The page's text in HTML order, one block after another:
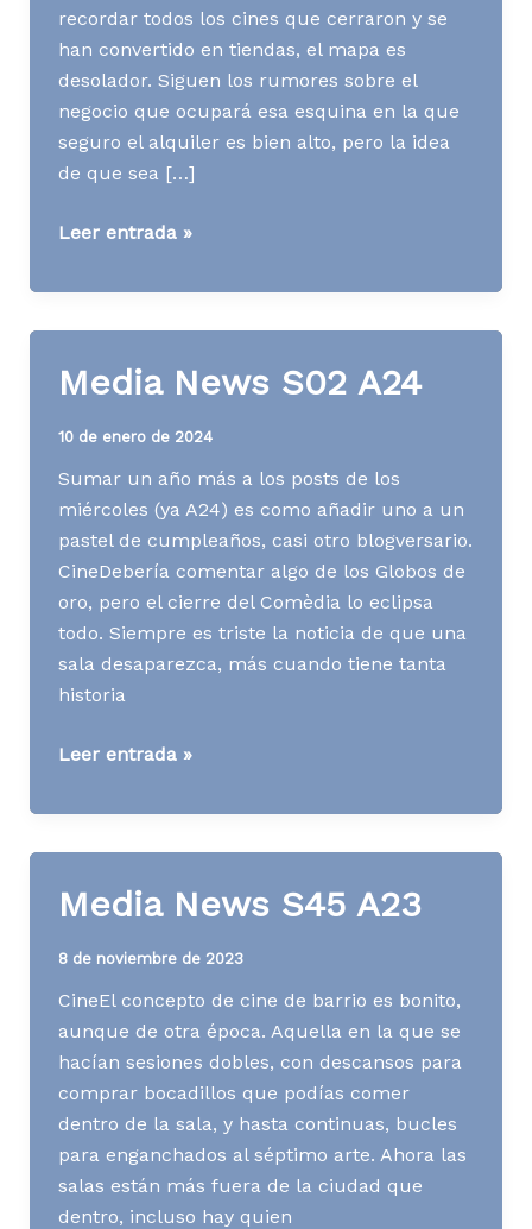
recordar todos los cines que cerraron y se
han convertido en tiendas, el mapa es
desolador. Siguen los rumores sobre el
negocio que ocupará esa esquina en la que
seguro el alquiler es bien alto, pero la idea
de que sea […]
Media
S03
Leer entrada »
Media News S02 A24
10 de enero de 2024
Sumar un año más a los posts de los
miércoles (ya A24) es como añadir uno a un
pastel de cumpleaños, casi otro blogversario.
CineDebería comentar algo de los Globos de
oro, pero el cierre del Comèdia lo eclipsa
todo. Siempre es triste la noticia de que una
sala desaparezca, más cuando tiene tanta
historia
Media
S02
Leer entrada »
Media News S45 A23
8 de noviembre de 2023
CineEl concepto de cine de barrio es bonito,
aunque de otra época. Aquella en la que se
hacían sesiones dobles, con descansos para
comprar bocadillos que podías comer
dentro de la sala, y hasta continuas, bucles
para enganchados al séptimo arte. Ahora las
salas están más fuera de la ciudad que
dentro, incluso hay quien